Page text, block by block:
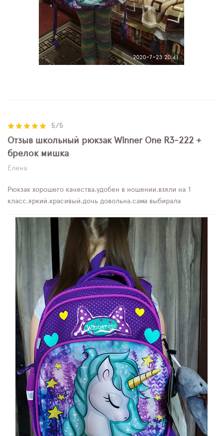
5/5
Отзыв школьный рюкзак Winner One R3-222 +
брелок мишка
Елена
Рюкзак хорошего качества,удобен в ношении,взяли на 1
класс,яркий,красивый,дочь довольна,сама выбирала